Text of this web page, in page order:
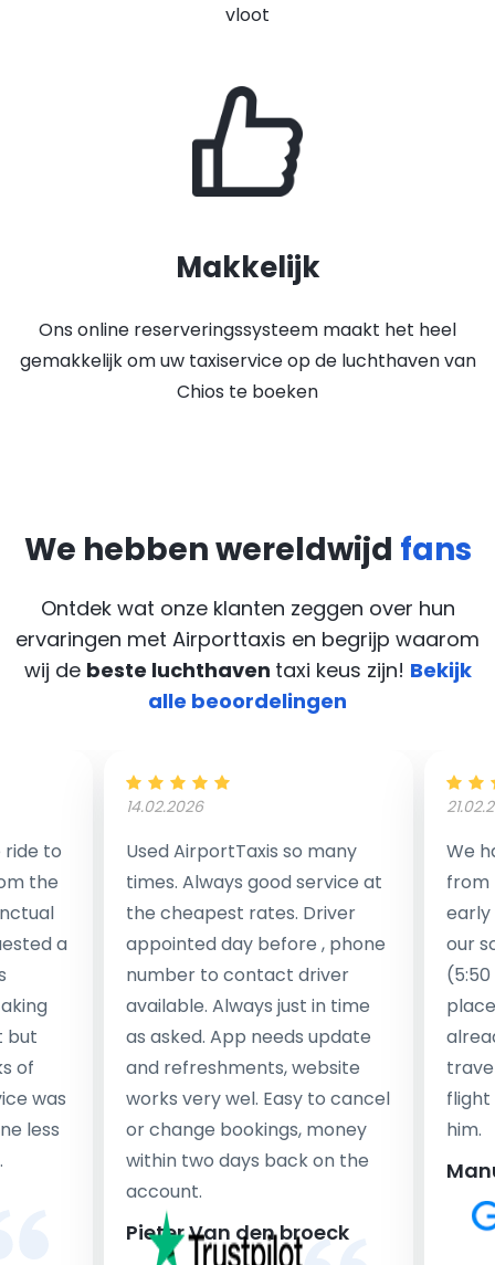
vloot
Makkelijk
Ons online reserveringssysteem maakt het heel
gemakkelijk om uw taxiservice op de luchthaven van
Chios te boeken
We hebben wereldwijd fans
Ontdek wat onze klanten zeggen over hun
ervaringen met Airporttaxis en begrijp waarom
wij de beste luchthaven taxi keus zijn! Bekijk
alle beoordelingen
to
the
a
but
of
was
less
14.02.2026
Used AirportTaxis so many
times. Always good service at
the cheapest rates. Driver
appointed day before , phone
number to contact driver
available. Always just in time
as asked. App needs update
and refreshments, website
works very wel. Easy to cancel
or change bookings, money
within two days back on the
account.
Pieter Van den broeck
We
from
early
our
flight
him.